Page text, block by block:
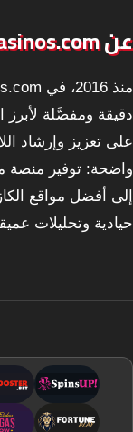
عن ArabicCasinos.com
دقيقة ومفصَّلة لأبرز
على تعزيز وإرشاد
واضحة: توفير منصة
إلى أفضل مواقع
حيادية وتحليلات